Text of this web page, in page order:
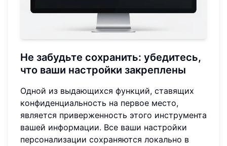
Не забудьте сохранить: убедитесь,
что ваши настройки закреплены
Одной из выдающихся функций, ставящих
конфиденциальность на первое место,
является приверженность этого инструмента
вашей информации. Все ваши настройки
персонализации сохраняются локально в